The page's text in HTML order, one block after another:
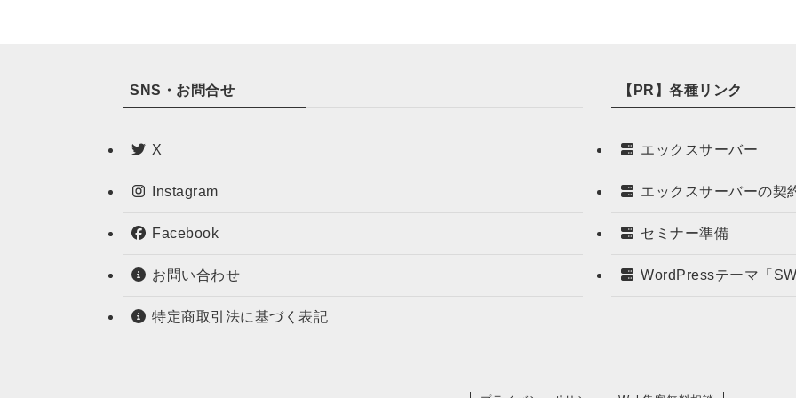
SNS・お問合せ
X
Instagram
Facebook
お問い合わせ
特定商取引法に基づく表記
【PR】各種リンク
エックスサーバー
エックスサーバーの契
セミナー準備
WordPressテーマ「